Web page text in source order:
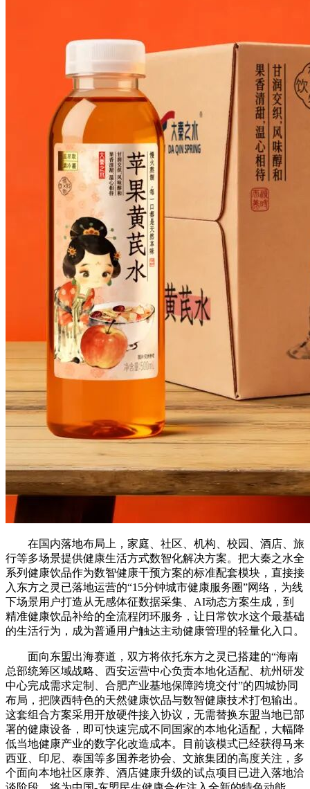
在国内落地布局上，家庭、社区、机构、校园、酒店、旅
行等多场景提供健康生活方式数智化解决方案。把大秦之水全
系列健康饮品作为数智健康干预方案的标准配套模块，直接接
入东方之灵已落地运营的“15分钟城市健康服务圈”网络，为线
下场景用户打造从无感体征数据采集、AI动态方案生成，到
精准健康饮品补给的全流程闭环服务，让日常饮水这个最基础
的生活行为，成为普通用户触达主动健康管理的轻量化入口。
面向东盟出海赛道，双方将依托东方之灵已搭建的“海南
总部统筹区域战略、西安运营中心负责本地化适配、杭州研发
中心完成需求定制、合肥产业基地保障跨境交付”的四城协同
布局，把陕西特色的天然健康饮品与数智健康技术打包输出。
这套组合方案采用开放硬件接入协议，无需替换东盟当地已部
署的健康设备，即可快速完成不同国家的本地化适配，大幅降
低当地健康产业的数字化改造成本。目前该模式已经获得马来
西亚、印尼、泰国等多国养老协会、文旅集团的高度关注，多
个面向本地社区康养、酒店健康升级的试点项目已进入落地洽